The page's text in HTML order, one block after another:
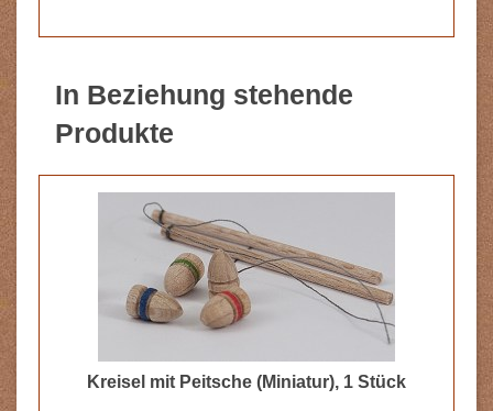
In Beziehung stehende
Produkte
Kreisel mit Peitsche (Miniatur), 1 Stück